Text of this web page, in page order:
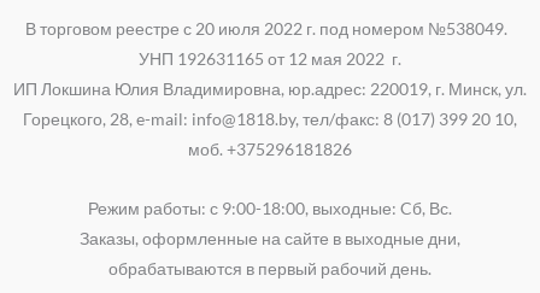
В торговом реестре с 20 июля 2022 г. под номером №538049.
УНП 192631165 от 12 мая 2022 г.
ИП Локшина Юлия Владимировна, юр.адрес: 220019, г. Минск, ул.
Горецкого, 28, e-mail: info@1818.by, тел/факс: 8 (017) 399 20 10,
моб. +375296181826
Режим работы: с 9:00-18:00, выходные: Cб, Вс.
Заказы, оформленные на сайте в выходные дни,
обрабатываются в первый рабочий день.